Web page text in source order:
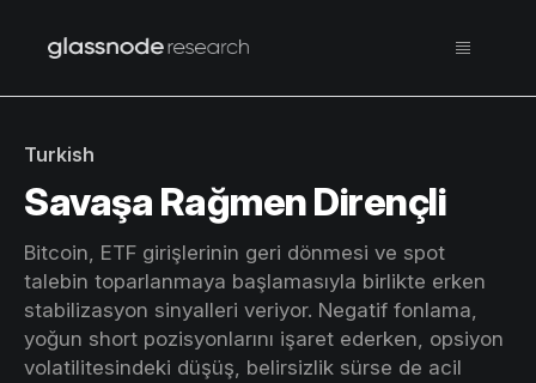
Turkish
Savaşa Rağmen Dirençli
Bitcoin, ETF girişlerinin geri dönmesi ve spot
talebin toparlanmaya başlamasıyla birlikte erken
stabilizasyon sinyalleri veriyor. Negatif fonlama,
yoğun short pozisyonlarını işaret ederken, opsiyon
volatilitesindeki düşüş, belirsizlik sürse de acil